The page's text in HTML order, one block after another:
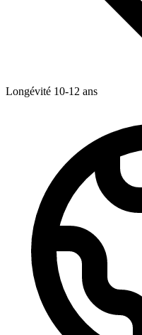
Longévité 10-12 ans